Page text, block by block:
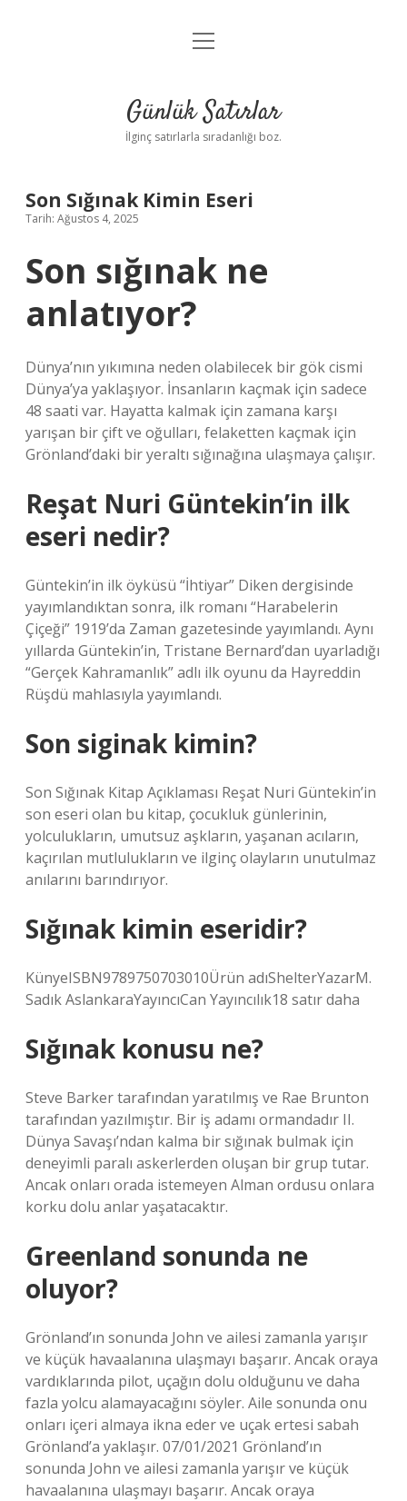
Anasayfa
Yasal Uyarı
menüyü
Günlük Satırlar
İlginç satırlarla sıradanlığı boz.
Son Sığınak Kimin Eseri
Tarih: Ağustos 4, 2025
Son sığınak ne
anlatıyor?
Dünya’nın yıkımına neden olabilecek bir gök cismi
Dünya’ya yaklaşıyor. İnsanların kaçmak için sadece
48 saati var. Hayatta kalmak için zamana karşı
yarışan bir çift ve oğulları, felaketten kaçmak için
Grönland’daki bir yeraltı sığınağına ulaşmaya çalışır.
Reşat Nuri Güntekin’in ilk
eseri nedir?
Güntekin’in ilk öyküsü “İhtiyar” Diken dergisinde
yayımlandıktan sonra, ilk romanı “Harabelerin
Çiçeği” 1919’da Zaman gazetesinde yayımlandı. Aynı
yıllarda Güntekin’in, Tristane Bernard’dan uyarladığı
“Gerçek Kahramanlık” adlı ilk oyunu da Hayreddin
Rüşdü mahlasıyla yayımlandı.
Son siginak kimin?
Son Sığınak Kitap Açıklaması Reşat Nuri Güntekin’in
son eseri olan bu kitap, çocukluk günlerinin,
yolculukların, umutsuz aşkların, yaşanan acıların,
kaçırılan mutlulukların ve ilginç olayların unutulmaz
anılarını barındırıyor.
Sığınak kimin eseridir?
KünyeISBN9789750703010Ürün adıShelterYazarM.
Sadık AslankaraYayıncıCan Yayıncılık18 satır daha
Sığınak konusu ne?
Steve Barker tarafından yaratılmış ve Rae Brunton
tarafından yazılmıştır. Bir iş adamı ormandadır II.
Dünya Savaşı’ndan kalma bir sığınak bulmak için
deneyimli paralı askerlerden oluşan bir grup tutar.
Ancak onları orada istemeyen Alman ordusu onlara
korku dolu anlar yaşatacaktır.
Greenland sonunda ne
oluyor?
Grönland’ın sonunda John ve ailesi zamanla yarışır
ve küçük havaalanına ulaşmayı başarır. Ancak oraya
vardıklarında pilot, uçağın dolu olduğunu ve daha
fazla yolcu alamayacağını söyler. Aile sonunda onu
onları içeri almaya ikna eder ve uçak ertesi sabah
Grönland’a yaklaşır. 07/01/2021 Grönland’ın
sonunda John ve ailesi zamanla yarışır ve küçük
havaalanına ulaşmayı başarır. Ancak oraya